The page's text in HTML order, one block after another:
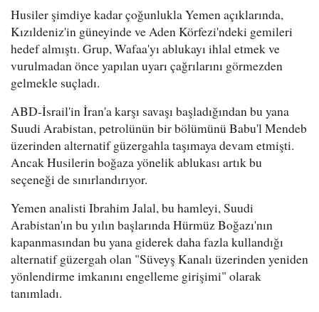
Husiler şimdiye kadar çoğunlukla Yemen açıklarında,
Kızıldeniz'in güneyinde ve Aden Körfezi'ndeki gemileri
hedef almıştı. Grup, Wafaa'yı ablukayı ihlal etmek ve
vurulmadan önce yapılan uyarı çağrılarını görmezden
gelmekle suçladı.
ABD-İsrail'in İran'a karşı savaşı başladığından bu yana
Suudi Arabistan, petrolünün bir bölümünü Babu'l Mendeb
üzerinden alternatif güzergahla taşımaya devam etmişti.
Ancak Husilerin boğaza yönelik ablukası artık bu
seçeneği de sınırlandırıyor.
Yemen analisti Ibrahim Jalal, bu hamleyi, Suudi
Arabistan'ın bu yılın başlarında Hürmüz Boğazı'nın
kapanmasından bu yana giderek daha fazla kullandığı
alternatif güzergah olan "Süveyş Kanalı üzerinden yeniden
yönlendirme imkanını engelleme girişimi" olarak
tanımladı.